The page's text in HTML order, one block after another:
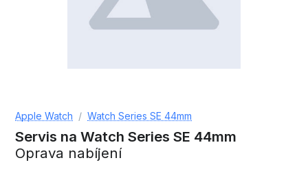
Apple Watch Watch Series SE 44mm
Servis na Watch Series SE 44mm
Oprava nabíjení